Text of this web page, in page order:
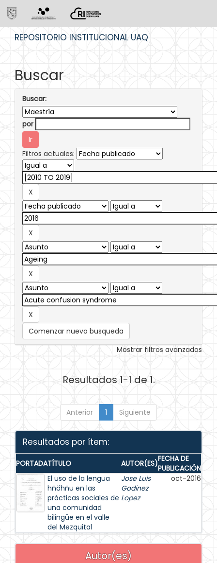
REPOSITORIO INSTITUCIONAL UAQ
Buscar
Buscar:
por
Filtros actuales:
Comenzar nueva busqueda
Mostrar filtros avanzados
Resultados 1-1 de 1.
Anterior 1 Siguiente
Resultados por ítem:
PORTADATÍTULO AUTOR(ES)FECHA DE
PUBLICACIÓN
El uso de la lengua
hñähñu en las
prácticas sociales de
una comunidad
bilingüe en el valle
del Mezquital
Jose Luis
Godinez
Lopez
oct-2016
Autor(es)